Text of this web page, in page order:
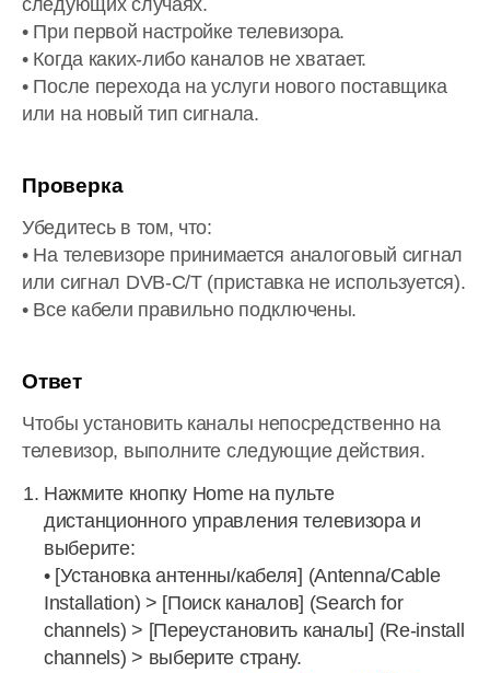
следующих случаях.
• При первой настройке телевизора.
• Когда каких-либо каналов не хватает.
• После перехода на услуги нового поставщика
или на новый тип сигнала.
Проверка
Убедитесь в том, что:
• На телевизоре принимается аналоговый сигнал
или сигнал DVB-C/T (приставка не используется).
• Все кабели правильно подключены.
Ответ
Чтобы установить каналы непосредственно на
телевизор, выполните следующие действия.
Нажмите кнопку Home на пульте
дистанционного управления телевизора и
выберите:
• [Установка антенны/кабеля] (Antenna/Cable
Installation) > [Поиск каналов] (Search for
channels) > [Переустановить каналы] (Re-install
channels) > выберите страну.